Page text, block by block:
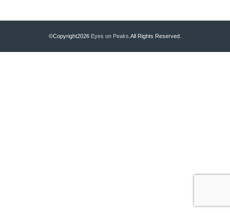
©Copyright2026 Eyes on Peaks.All Rights Reserved.